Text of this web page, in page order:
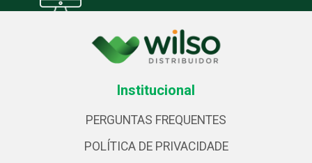
Institucional
PERGUNTAS FREQUENTES
POLÍTICA DE PRIVACIDADE